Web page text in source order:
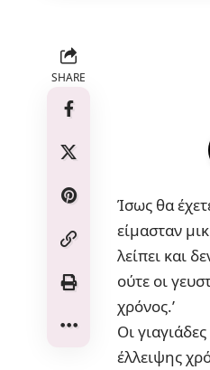
SHARE
Ίσως θα
είμασταν
λείπει και
ούτε οι
χρόνος.’
Οι
έλλειψης